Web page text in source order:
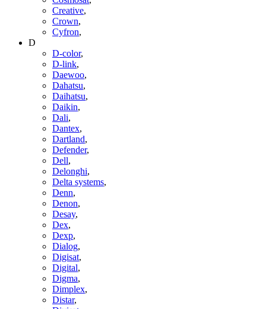
Creative,
Crown,
Cyfron,
D
D-color,
D-link,
Daewoo,
Dahatsu,
Daihatsu,
Daikin,
Dali,
Dantex,
Dartland,
Defender,
Dell,
Delonghi,
Delta systems,
Denn,
Denon,
Desay,
Dex,
Dexp,
Dialog,
Digisat,
Digital,
Digma,
Dimplex,
Distar,